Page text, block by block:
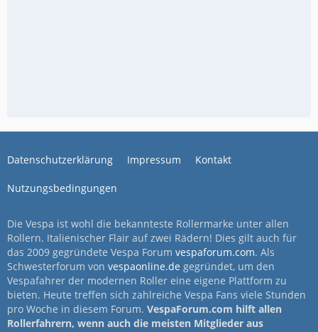
Datenschutzerklärung Impressum Kontakt
Nutzungsbedingungen
Die Vespa ist wohl die bekannteste Rollermarke unter allen
Rollern. Italienischer Flair auf zwei Rädern! Dies gilt auch für
das 2009 gegründete Vespa Forum vespaforum.com. Als
Schwesterforum von vespaonline.de gegründet, um den
Vespafahrer der modernen Roller eine eigene Plattform zu
bieten. Heute treffen sich zahlreiche Vespa Fans viele Stunden
pro Woche in diesem Forum. VespaForum.com hilft allen
Rollerfahrern, wenn auch die meisten Mitglieder aus